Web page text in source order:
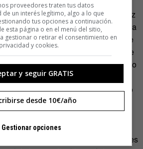
cutre por excelencia es el arroz
de los cobardes que no se atreven a
amarillo. Los componentes de este
de sobra conocidos: arroz, salsa de
frito. Bien cocinado es un plato
Ejecutado con premeditación y
intención, es un conglomerado
tremendamente
sitio tras más de medio siglo de
Es cierto que, antes, lo que había
que es peor que nada, así que así es
proveedores traten tus datos
de un interés legítimo, algo a lo que
tus opciones a continuación.
esta página o en el menú del sitio,
gestionar o retirar el consentimiento en
y cookies.
y seguir GRATIS
desde 10€/año
Gestionar opciones